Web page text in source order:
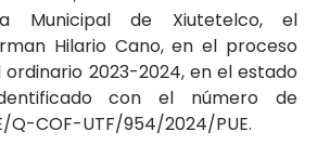
Municipal de Xiutetelco, el
Hilario Cano, en el proceso
2023-2024, en el estado
con el número de
Q-COF-UTF/954/2024/PUE.